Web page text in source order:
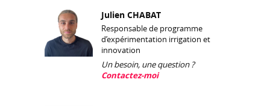
Julien CHABAT
Responsable de programme
d’expérimentation irrigation et
innovation
Un besoin, une question ?
Contactez-moi